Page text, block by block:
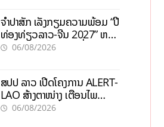
ຈຳປາສັກ ເລັ່ງກຽມຄວາມພ້ອມ “ປີ
ທ່ອງທ່ຽວລາວ-ຈີນ 2027” ຫວັງ
ກະຕຸ້ນເສດຖະກິດທ້ອງຖິ່ນ
06/08/2026
ສປປ ລາວ ເປີດໂຄງການ ALERT-
LAO ສ້າງຕາໜ່າງ ເຕືອນໄພ
ພະຍາດລະບາດທົ່ວປະເທດ
06/08/2026